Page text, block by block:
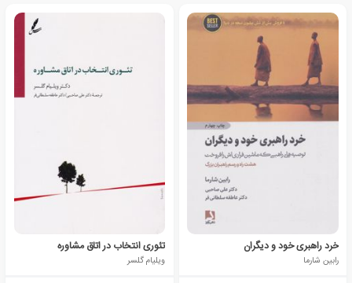
خرد راهبری خود و دیگران
رابین شارما
تئوری انتخاب در اتاق مشاوره
ویلیام گلسر